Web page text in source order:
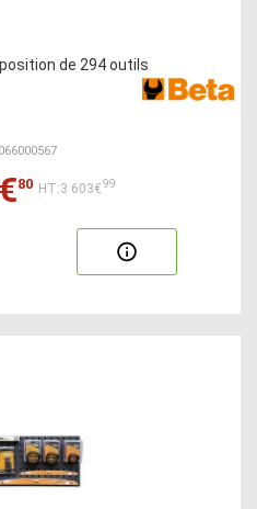
de 294 outils
80 HT:3 603€99